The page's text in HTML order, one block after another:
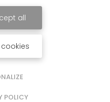
all
POLICY